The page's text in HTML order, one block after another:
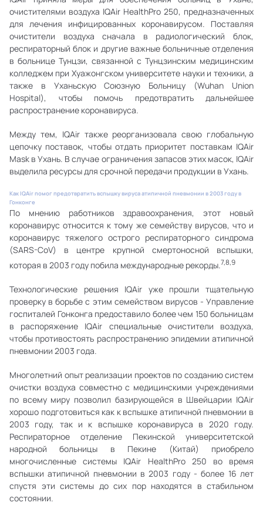
очистителями воздуха IQAir HealthPro 250, предназначенных
для лечения инфицированных коронавирусом. Поставляя
очистители воздуха сначала в радиологический блок,
респираторный блок и другие важные больничные отделения
в больнице Тунцзи, связанной с Тунцзинским медицинским
колледжем при Хуажонгском университете науки и техники, а
также в Уханьскую Союзную Больницу (Wuhan Union
Hospital), чтобы помочь предотвратить дальнейшее
распространение коронавируса.
Между тем, IQAir также реорганизовала свою глобальную
цепочку поставок, чтобы отдать приоритет поставкам IQAir
Mask в Ухань. В случае ограничения запасов этих масок, IQAir
выделила ресурсы для срочной передачи продукции в Ухань.
Как IQAir помог предотвратить вспышку вируса атипичной пневмонии в 2003 году в
Гонконге
По мнению работников здравоохранения, этот новый
коронавирус относится к тому же семейству вирусов, что и
коронавирус тяжелого острого респираторного синдрома
(SARS-CoV) в центре крупной смертоносной вспышки,
которая в 2003 году побила международные рекорды.7,8,9
Технологические решения IQAir уже прошли тщательную
проверку в борьбе с этим семейством вирусов - Управление
госпиталей Гонконга предоставило более чем 150 больницам
в распоряжение IQAir специальные очистители воздуха,
чтобы противостоять распространению эпидемии атипичной
пневмонии 2003 года.
Многолетний опыт реализации проектов по созданию систем
очистки воздуха совместно с медицинскими учреждениями
по всему миру позволил базирующейся в Швейцарии IQAir
хорошо подготовиться как к вспышке атипичной пневмонии в
2003 году, так и к вспышке коронавируса в 2020 году.
Респираторное отделение Пекинской университетской
народной больницы в Пекине (Китай) приобрело
многочисленные системы IQAir HealthPro 250 во время
вспышки атипичной пневмонии в 2003 году - более 16 лет
спустя эти системы до сих пор находятся в стабильном
состоянии.